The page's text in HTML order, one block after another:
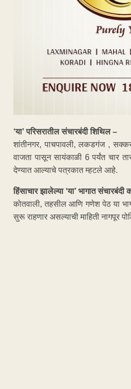
‘या’ परिसरातील संचारबंदी शिथिल –
शांतीनगर, पाचपावली, लकडगंज ,
वाजता पासून सायंकाळी 6 पर्यंत चार
देण्यात आल्याचे पत्रकात म्हटले आहे.
हिंसाचार झालेल्या ‘या’ भागात संचारबंदी
कोतवाली, तहसील आणि गणेश पेठ या
सुरू राहणार असल्याची माहिती नागपूर